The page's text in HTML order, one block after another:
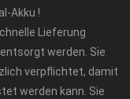
Akku !
Lieferung
werden. Sie
verpflichtet, damit
werden kann. Sie